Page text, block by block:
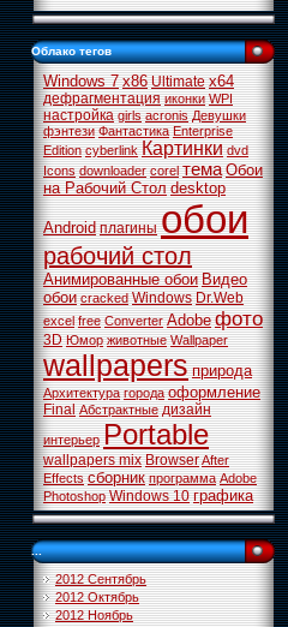
Облако тегов
Windows 7 x86 Ultimate x64
дефрагментация иконки WPI
настройка girls acronis Девушки
фэнтези Фантастика Enterprise
Edition cyberlink Картинки dvd
Icons downloader corel тема Обои
на Рабочий Стол desktop
Android плагины обои
рабочий стол
Анимированные обои Видео
обои cracked Windows Dr.Web
excel free Converter Adobe фото
3D Юмор животные Wallpaper
wallpapers природа
Архитектура города оформление
Final Абстрактные дизайн
интерьер Portable
wallpapers mix BrowserAfter
Effects сборник программа Adobe
Photoshop Windows 10 графика
...
2012 Сентябрь
2012 Октябрь
2012 Ноябрь